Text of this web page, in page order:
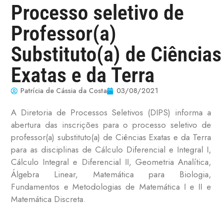
Processo seletivo de
Professor(a)
Substituto(a) de Ciências
Exatas e da Terra
Patrícia de Cássia da Costa 03/08/2021
A Diretoria de Processos Seletivos (DIPS) informa a
abertura das inscrições para o processo seletivo de
professor(a) substituto(a) de Ciências Exatas e da Terra
para as disciplinas de Cálculo Diferencial e Integral I,
Cálculo Integral e Diferencial II, Geometria Analítica,
Álgebra Linear, Matemática para Biologia,
Fundamentos e Metodologias de Matemática I e II e
Matemática Discreta.